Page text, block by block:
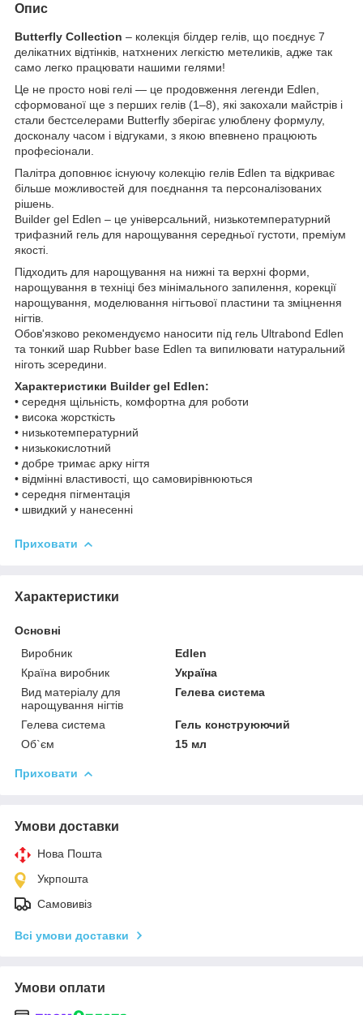
Опис
Butterfly Collection – колекція білдер гелів, що поєднує 7
делікатних відтінків, натхнених легкістю метеликів, адже так
само легко працювати нашими гелями!
Це не просто нові гелі — це продовження легенди Edlen,
сформованої ще з перших гелів (1–8), які закохали майстрів і
стали бестселерами Butterfly зберігає улюблену формулу,
досконалу часом і відгуками, з якою впевнено працюють
професіонали.
Палітра доповнює існуючу колекцію гелів Edlen та відкриває
більше можливостей для поєднання та персоналізованих
рішень.
Builder gel Edlen – це універсальний, низькотемпературний
трифазний гель для нарощування середньої густоти, преміум
якості.
Підходить для нарощування на нижні та верхні форми,
нарощування в техніці без мінімального запилення, корекції
нарощування, моделювання нігтьової пластини та зміцнення
нігтів.
Обов'язково рекомендуємо наносити під гель Ultrabond Edlen
та тонкий шар Rubber base Edlen та випилювати натуральний
ніготь зсередини.
Характеристики Builder gel Edlen:
• середня щільність, комфортна для роботи
• висока жорсткість
• низькотемпературний
• низькокислотний
• добре тримає арку нігтя
• відмінні властивості, що самовирівнюються
• середня пігментація
• швидкий у нанесенні
Приховати
Характеристики
Основні
Виробник
Edlen
Країна виробник
Україна
Вид матеріалу для
нарощування нігтів
Гелева система
Гелева система
Гель конструюючий
Об`єм
15 мл
Приховати
Умови доставки
Нова Пошта
Укрпошта
Самовивіз
Всі умови доставки
Умови оплати